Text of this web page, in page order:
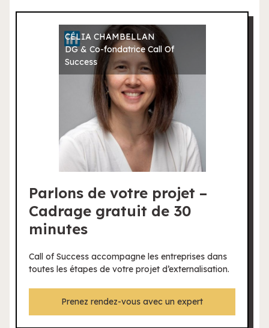
CÉLIA CHAMBELLAN
DG & Co-fondatrice Call Of
Success
Parlons de votre projet –
Cadrage gratuit de 30
minutes
Call of Success accompagne les entreprises dans
toutes les étapes de votre projet d’externalisation.
Prenez rendez-vous avec un expert